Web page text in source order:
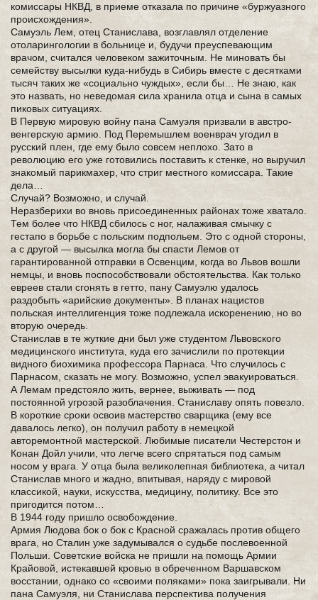
комиссары НКВД, в приеме отказала по причине «буржуазного
происхождения».
Самуэль Лем, отец Станислава, возглавлял отделение
отоларингологии в больнице и, будучи преуспевающим
врачом, считался человеком зажиточным. Не миновать бы
семейству высылки куда-нибудь в Сибирь вместе с десятками
тысяч таких же «социально чуждых», если бы… Не знаю, как
это назвать, но неведомая сила хранила отца и сына в самых
пиковых ситуациях.
В Первую мировую войну пана Самуэля призвали в австро-
венгерскую армию. Под Перемышлем военврач угодил в
русский плен, где ему было совсем неплохо. Зато в
революцию его уже готовились поставить к стенке, но выручил
знакомый парикмахер, что стриг местного комиссара. Такие
дела…
Случай? Возможно, и случай.
Неразберихи во вновь присоединенных районах тоже хватало.
Тем более что НКВД сбилось с ног, налаживая смычку с
гестапо в борьбе с польским подпольем. Это с одной стороны,
а с другой — высылка могла бы спасти Лемов от
гарантированной отправки в Освенцим, когда во Львов вошли
немцы, и вновь поспособствовали обстоятельства. Как только
евреев стали сгонять в гетто, пану Самуэлю удалось
раздобыть «арийские документы». В планах нацистов
польская интеллигенция тоже подлежала искоренению, но во
вторую очередь.
Станислав в те жуткие дни был уже студентом Львовского
медицинского института, куда его зачислили по протекции
видного биохимика профессора Парнаса. Что случилось с
Парнасом, сказать не могу. Возможно, успел эвакуироваться.
А Лемам предстояло жить, вернее, выживать — под
постоянной угрозой разоблачения. Станиславу опять повезло.
В короткие сроки освоив мастерство сварщика (ему все
давалось легко), он получил работу в немецкой
авторемонтной мастерской. Любимые писатели Честерстон и
Конан Дойл учили, что легче всего спрятаться под самым
носом у врага. У отца была великолепная библиотека, а читал
Станислав много и жадно, впитывая, наряду с мировой
классикой, науки, искусства, медицину, политику. Все это
пригодится потом…
В 1944 году пришло освобождение.
Армия Людова бок о бок с Красной сражалась против общего
врага, но Сталин уже задумывался о судьбе послевоенной
Польши. Советские войска не пришли на помощь Армии
Крайовой, истекавшей кровью в обреченном Варшавском
восстании, однако со «своими поляками» пока заигрывали. Ни
пана Самуэля, ни Станислава перспектива получения